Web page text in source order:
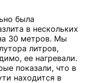
была
в нескольких
30 метров. Мы
литров,
ее нагревали.
показали, что в
находится в